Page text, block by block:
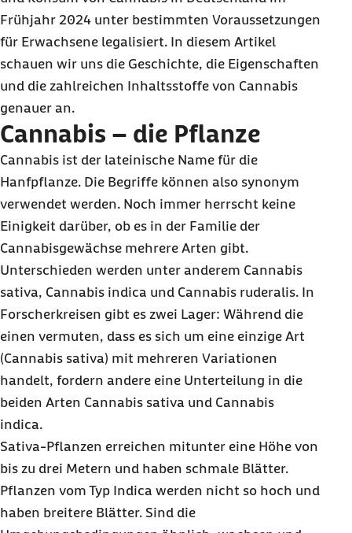
Frühjahr 2024 unter bestimmten Voraussetzungen
für Erwachsene legalisiert. In diesem Artikel
schauen wir uns die Geschichte, die Eigenschaften
und die zahlreichen Inhaltsstoffe von Cannabis
genauer an.
Cannabis – die Pflanze
Cannabis ist der lateinische Name für die
Hanfpflanze. Die Begriffe können also synonym
verwendet werden. Noch immer herrscht keine
Einigkeit darüber, ob es in der Familie der
Cannabisgewächse mehrere Arten gibt.
Unterschieden werden unter anderem Cannabis
sativa, Cannabis indica und Cannabis ruderalis. In
Forscherkreisen gibt es zwei Lager: Während die
einen vermuten, dass es sich um eine einzige Art
(Cannabis sativa) mit mehreren Variationen
handelt, fordern andere eine Unterteilung in die
beiden Arten Cannabis sativa und Cannabis
indica.
Sativa-Pflanzen erreichen mitunter eine Höhe von
bis zu drei Metern und haben schmale Blätter.
Pflanzen vom Typ Indica werden nicht so hoch und
haben breitere Blätter. Sind die